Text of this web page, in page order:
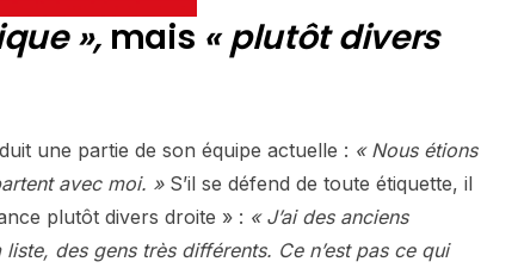
», mais « plutôt divers
une partie de son équipe actuelle : « Nous étions
avec moi. »S’il se défend de toute étiquette, il
plutôt divers droite » : « J’ai des anciens
des gens très différents. Ce n’est pas ce qui